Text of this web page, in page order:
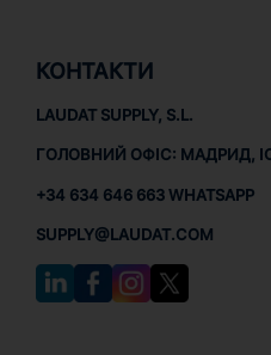
КОНТАКТИ
LAUDAT SUPPLY, S.L.
ГОЛОВНИЙ ОФІС: МАДРИД,
+34 634 646 663 WHATSAPP
SUPPLY@LAUDAT.COM